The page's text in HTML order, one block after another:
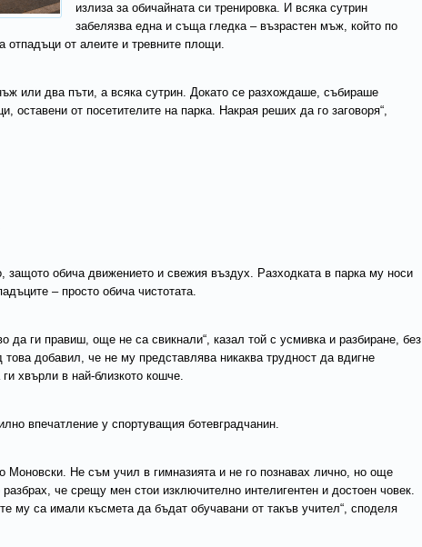
излиза за обичайната си тренировка. И всяка сутрин
забелязва една и съща гледка – възрастен мъж, който по
отпадъци от алеите и тревните площи.
или два пъти, а всяка сутрин. Докато се разхождаше, събираше
оставени от посетителите на парка. Накрая реших да го заговоря“,
защото обича движението и свежия въздух. Разходката в парка му носи
– просто обича чистотата.
да ги правиш, още не са свикнали“, казал той с усмивка и разбиране, без
добавил, че не му представлява никаква трудност да вдигне
хвърли в най-близкото кошче.
впечатление у спортуващия ботевградчанин.
Моновски. Не съм учил в гимназията и не го познавах лично, но още
че срещу мен стои изключително интелигентен и достоен човек.
му са имали късмета да бъдат обучавани от такъв учител“, споделя